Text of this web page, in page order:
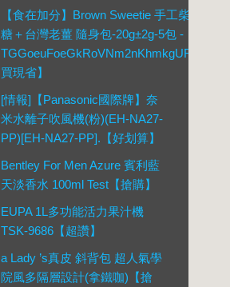
【食在加分】Brown Sweetie 手工柴燒黑
糖＋台灣老薑 隨身包-20g±2g-5包 -
TGGoeuFoeGkRoVNm2nKhmkgUR【現
買現省】
[情報]【Panasonic國際牌】奈
米水離子吹風機(粉)(EH-NA27-
PP)[EH-NA27-PP].【好划算】
Bentley For Men Azure 賓利藍
天淡香水 100ml Test【搶購】
EUPA 1L多功能活力果汁機
TSK-9686【超讚】
a Lady ’s真皮 斜背包 超人氣學
院風多隔層設計(拿鐵咖)【搶